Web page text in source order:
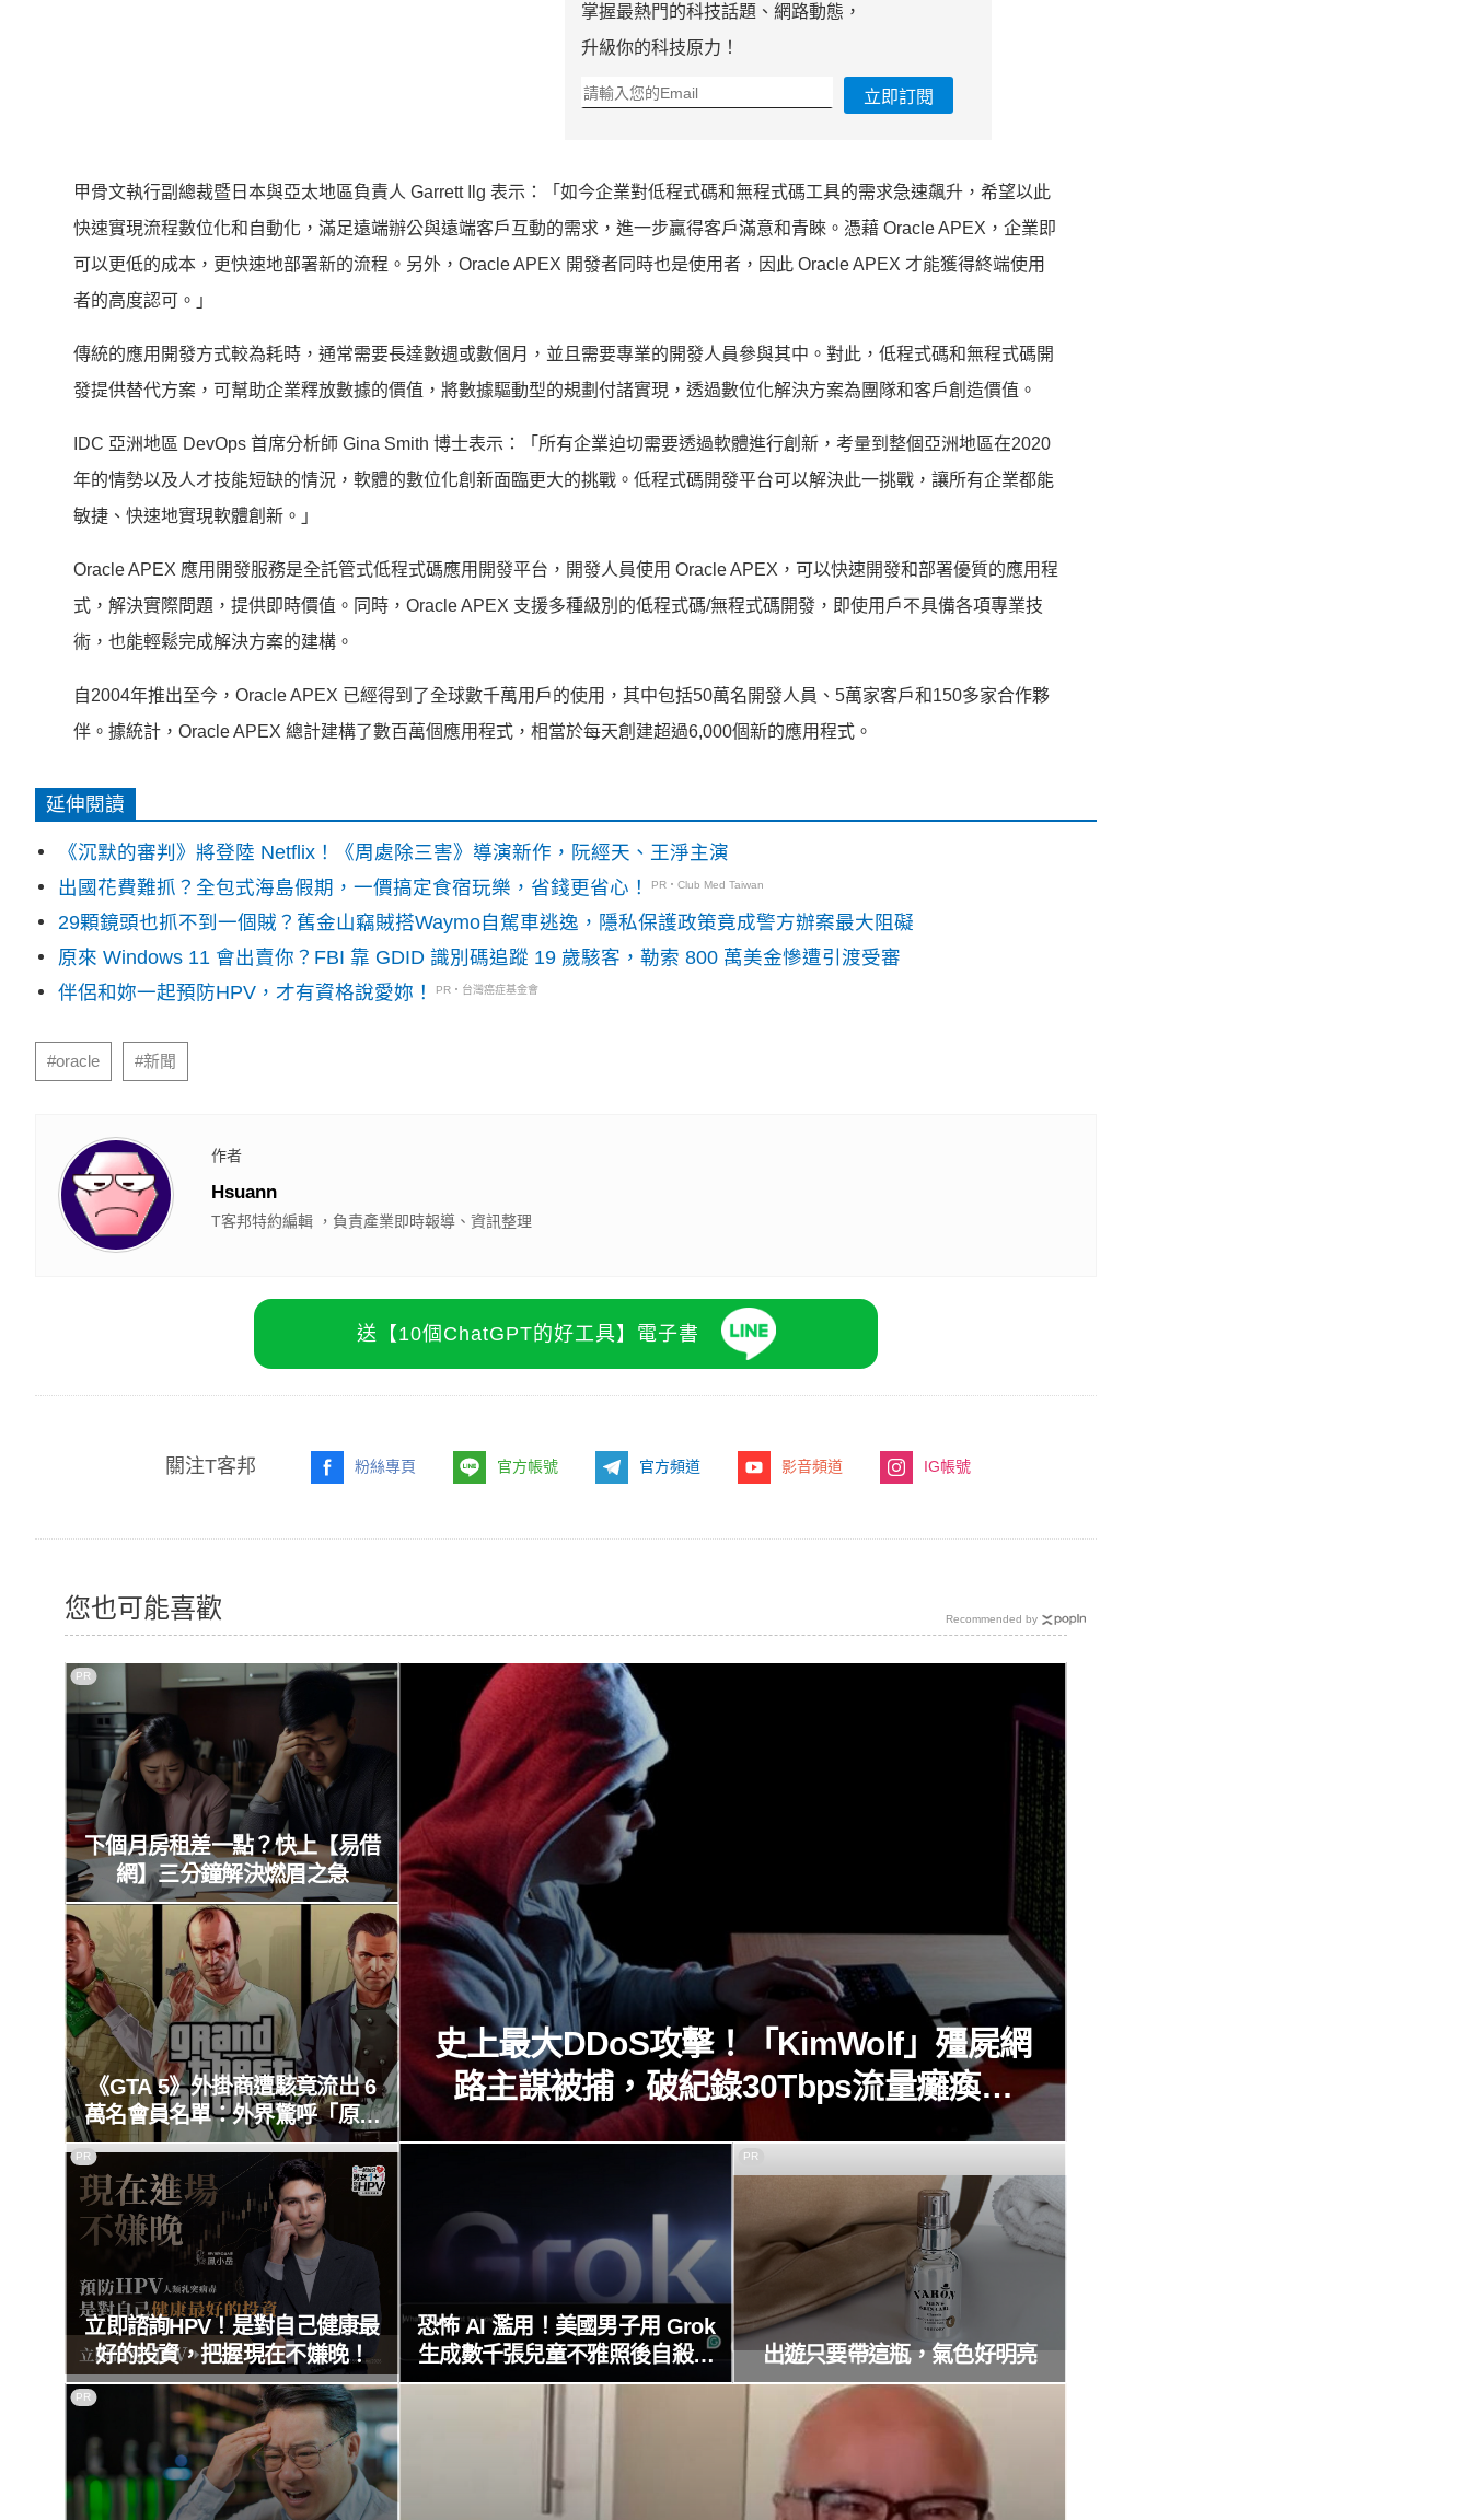
掌握最熱門的科技話題、網路動態，
升級你的科技原力！
立即訂閱
甲骨文執行副總裁暨日本與亞太地區負責人 Garrett Ilg 表示：「如今企業對低程式碼和無程式碼工具的需求急速飆升，希望以此
快速實現流程數位化和自動化，滿足遠端辦公與遠端客戶互動的需求，進一步贏得客戶滿意和青睞。憑藉 Oracle APEX，企業即
可以更低的成本，更快速地部署新的流程。另外，Oracle APEX 開發者同時也是使用者，因此 Oracle APEX 才能獲得終端使用
者的高度認可。」
傳統的應用開發方式較為耗時，通常需要長達數週或數個月，並且需要專業的開發人員參與其中。對此，低程式碼和無程式碼開
發提供替代方案，可幫助企業釋放數據的價值，將數據驅動型的規劃付諸實現，透過數位化解決方案為團隊和客戶創造價值。
IDC 亞洲地區 DevOps 首席分析師 Gina Smith 博士表示：「所有企業迫切需要透過軟體進行創新，考量到整個亞洲地區在2020
年的情勢以及人才技能短缺的情況，軟體的數位化創新面臨更大的挑戰。低程式碼開發平台可以解決此一挑戰，讓所有企業都能
敏捷、快速地實現軟體創新。」
Oracle APEX 應用開發服務是全託管式低程式碼應用開發平台，開發人員使用 Oracle APEX，可以快速開發和部署優質的應用程
式，解決實際問題，提供即時價值。同時，Oracle APEX 支援多種級別的低程式碼/無程式碼開發，即使用戶不具備各項專業技
術，也能輕鬆完成解決方案的建構。
自2004年推出至今，Oracle APEX 已經得到了全球數千萬用戶的使用，其中包括50萬名開發人員、5萬家客戶和150多家合作夥
伴。據統計，Oracle APEX 總計建構了數百萬個應用程式，相當於每天創建超過6,000個新的應用程式。
延伸閱讀
《沉默的審判》將登陸 Netflix！《周處除三害》導演新作，阮經天、王淨主演
出國花費難抓？全包式海島假期，一價搞定食宿玩樂，省錢更省心！
PR・Club Med Taiwan
29顆鏡頭也抓不到一個賊？舊金山竊賊搭Waymo自駕車逃逸，隱私保護政策竟成警方辦案最大阻礙
原來 Windows 11 會出賣你？FBI 靠 GDID 識別碼追蹤 19 歲駭客，勒索 800 萬美金慘遭引渡受審
伴侶和妳一起預防HPV，才有資格說愛妳！
PR・台灣癌症基金會
#oracle #新聞
作者
Hsuann
T客邦特約編輯 ，負責產業即時報導、資訊整理
送【10個ChatGPT的好工具】電子書
關注T客邦 粉絲專頁 官方帳號 官方頻道 影音頻道 IG帳號
您也可能喜歡
史上最大DDoS攻擊！「KimWolf」殭屍網
路主謀被捕，破紀錄30Tbps流量癱瘓全
下個月房租差一點？快上【易借
網】三分鐘解決燃眉之急
PR
《GTA 5》外掛商遭駭竟流出 6
萬名會員名單：外界驚呼「原來
這麼多人在開掛！」
出遊只要帶這瓶，氣色好明亮
PR
恐怖 AI 濫用！美國男子用 Grok
生成數千張兒童不雅照後自殺，
xAI 因防護失靈與不配合警方遭
立即諮詢HPV！是對自己健康最
好的投資，把握現在不嫌晚！
PR
PR
Recommended by